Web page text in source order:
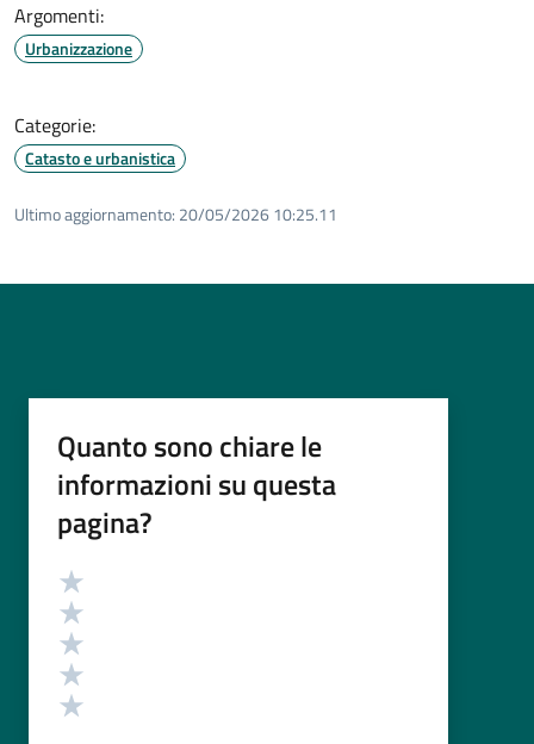
Argomenti:
Urbanizzazione
Categorie:
Catasto e urbanistica
Ultimo aggiornamento: 20/05/2026 10:25.11
Quanto sono chiare le
informazioni su questa
pagina?
Valutazione